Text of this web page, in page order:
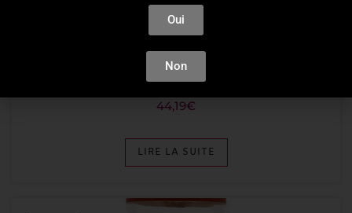
Whisky
Akashi Meïsei Blended Whisky
44,19€
LIRE LA SUITE
Oui
Non